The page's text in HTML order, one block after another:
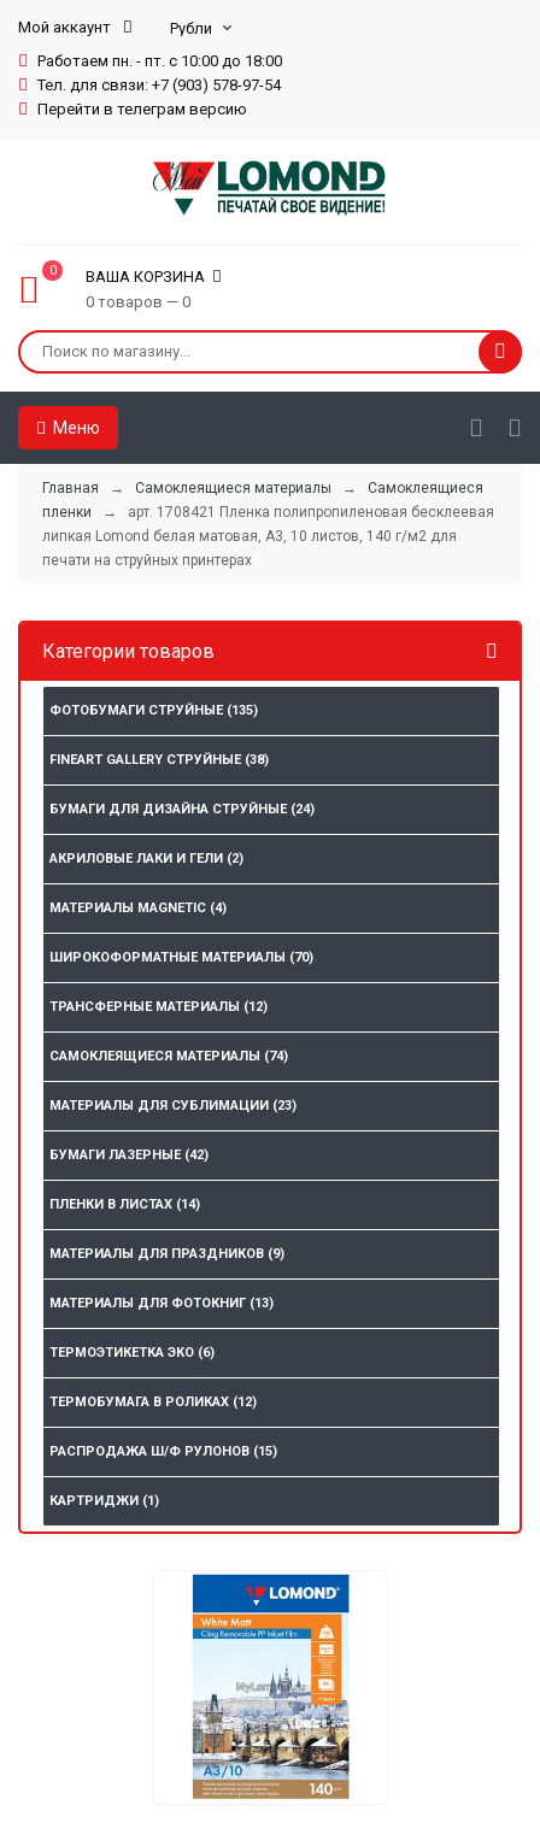
Мой аккаунт
Работаем пн. - пт. с 10:00 до 18:00
Тел. для связи: +7 (903) 578-97-54
Перейти в телеграм версию
0
ВАША КОРЗИНА
0 товаров — 0
Меню
Главная → Самоклеящиеся материалы → Самоклеящиеся
пленки
→ арт. 1708421 Пленка полипропиленовая бесклеевая
липкая Lomond белая матовая, А3, 10 листов, 140 г/м2 для
печати на струйных принтерах
Категории товаров
ФОТОБУМАГИ СТРУЙНЫЕ (135)
FINEART GALLERY СТРУЙНЫЕ (38)
БУМАГИ ДЛЯ ДИЗАЙНА СТРУЙНЫЕ (24)
АКРИЛОВЫЕ ЛАКИ И ГЕЛИ (2)
МАТЕРИАЛЫ MAGNETIC (4)
ШИРОКОФОРМАТНЫЕ МАТЕРИАЛЫ (70)
ТРАНСФЕРНЫЕ МАТЕРИАЛЫ (12)
САМОКЛЕЯЩИЕСЯ МАТЕРИАЛЫ (74)
МАТЕРИАЛЫ ДЛЯ СУБЛИМАЦИИ (23)
БУМАГИ ЛАЗЕРНЫЕ (42)
ПЛЕНКИ В ЛИСТАХ (14)
МАТЕРИАЛЫ ДЛЯ ПРАЗДНИКОВ (9)
МАТЕРИАЛЫ ДЛЯ ФОТОКНИГ (13)
ТЕРМОЭТИКЕТКА ЭКО (6)
ТЕРМОБУМАГА В РОЛИКАХ (12)
РАСПРОДАЖА Ш/Ф РУЛОНОВ (15)
КАРТРИДЖИ (1)